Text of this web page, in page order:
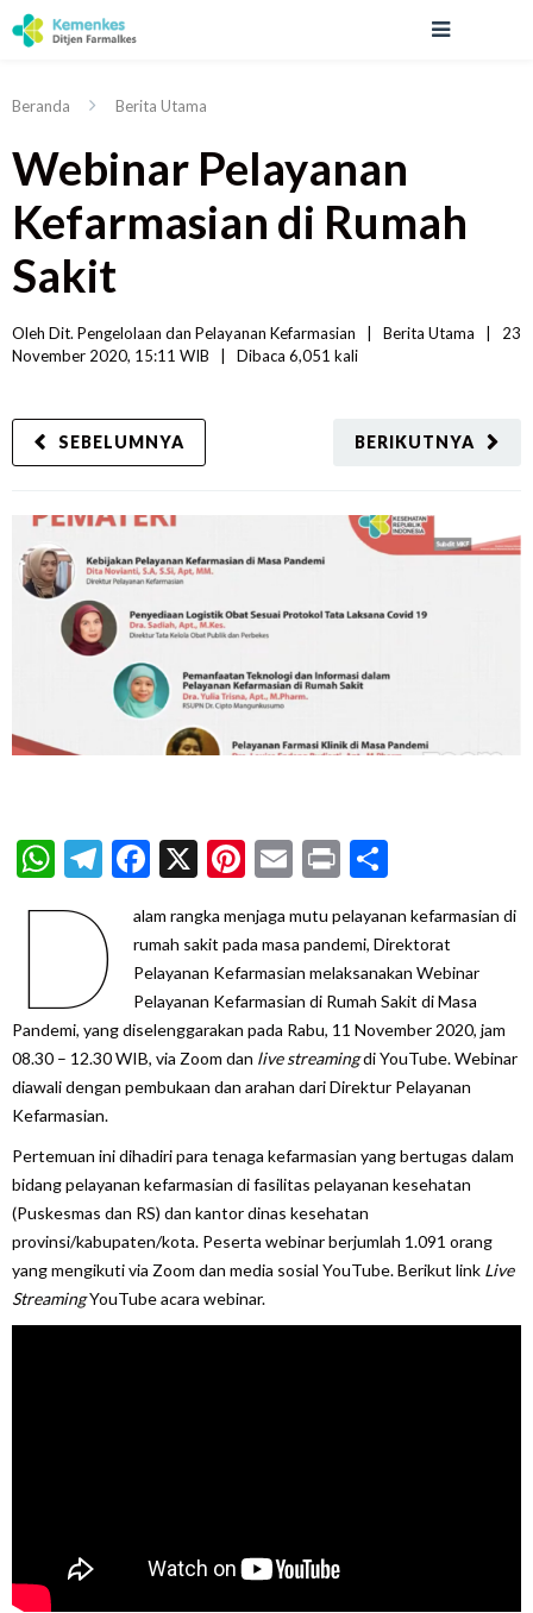
Beranda Berita Utama
Webinar Pelayanan
Kefarmasian di Rumah
Sakit
Oleh Dit. Pengelolaan dan Pelayanan Kefarmasian Berita Utama
23
November 2020, 15:11 WIB
Dibaca 6,051 kali
BERIKUTNYA
SEBELUMNYA
WhatsApp
Telegram
Facebook
X Pinterest
Email
Print
D
alam rangka menjaga mutu pelayanan kefarmasian di
rumah sakit pada masa pandemi, Direktorat
Pelayanan Kefarmasian melaksanakan Webinar
Pelayanan Kefarmasian di Rumah Sakit di Masa
Pandemi, yang diselenggarakan pada Rabu, 11 November 2020, jam
08.30 – 12.30 WIB, via Zoom dan live streamingdi YouTube. Webinar
diawali dengan pembukaan dan arahan dari Direktur Pelayanan
Kefarmasian.
Pertemuan ini dihadiri para tenaga kefarmasian yang bertugas dalam
bidang pelayanan kefarmasian di fasilitas pelayanan kesehatan
(Puskesmas dan RS) dan kantor dinas kesehatan
provinsi/kabupaten/kota. Peserta webinar berjumlah 1.091 orang
yang mengikuti via Zoom dan media sosial YouTube. Berikut link Live
StreamingYouTube acara webinar.